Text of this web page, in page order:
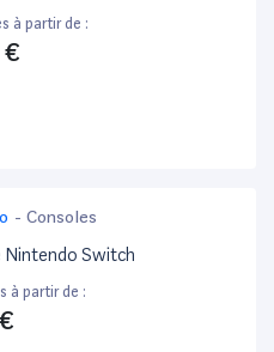
à partir de :
€
- Consoles
Nintendo Switch
à partir de :